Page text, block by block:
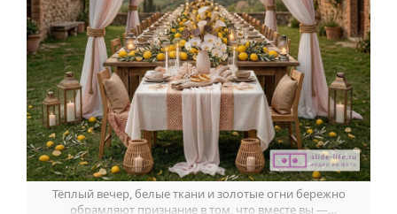
Тёплый вечер, белые ткани и золотые огни бережно
обрамляют признание в том, что вместе вы —